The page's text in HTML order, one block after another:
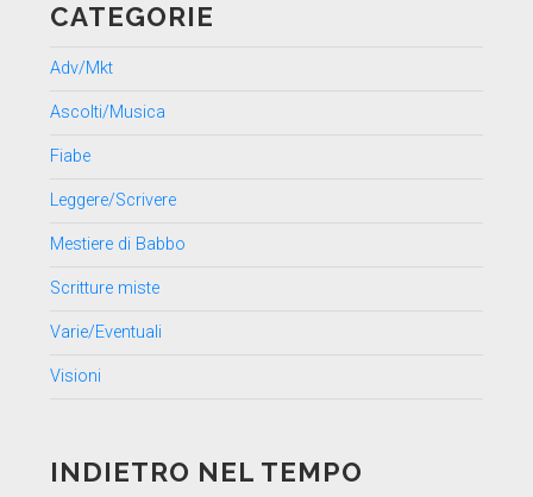
CATEGORIE
Adv/Mkt
Ascolti/Musica
Fiabe
Leggere/Scrivere
Mestiere di Babbo
Scritture miste
Varie/Eventuali
Visioni
INDIETRO NEL TEMPO